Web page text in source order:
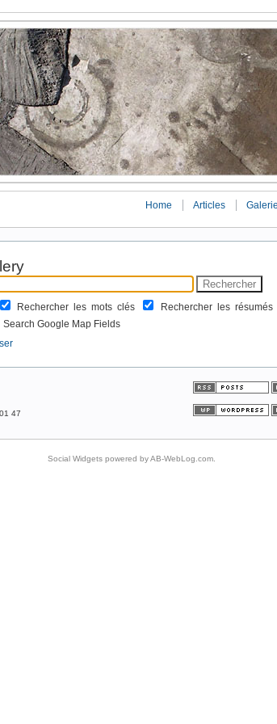
Home Articles
Rechercher les mots clés Rechercher les résumés
Search Google Map Fields
47
Social Widgets powered byAB-WebLog.com